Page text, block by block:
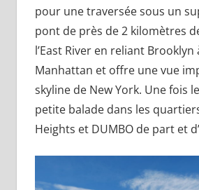
pour une traversée sous un
pont de près de 2 kilomètres
l’East River en reliant Brooklyn
Manhattan et offre une vue
skyline de New York. Une fois
petite balade dans les
Heights et DUMBO de part et